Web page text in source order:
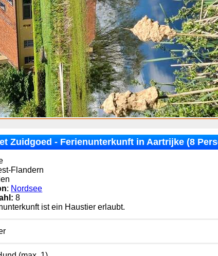
Zuidgoed - Ferienunterkunft in Aartrijke (8
Flandern
: Nordsee
8
ist ein Haustier erlaubt.